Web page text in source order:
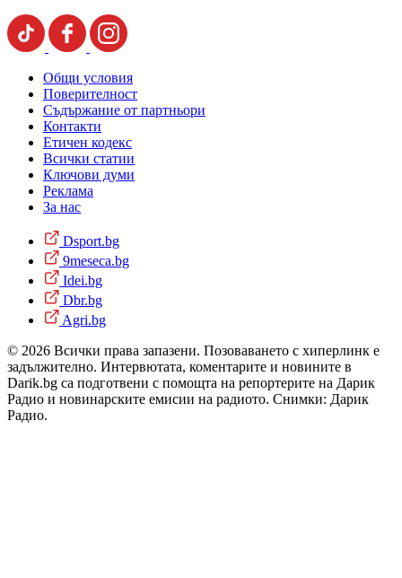
Общи условия
Поверителност
Съдържание от партньори
Контакти
Етичен кодекс
Всички статии
Ключови думи
Реклама
За нас
Dsport.bg
9meseca.bg
Idei.bg
Dbr.bg
Agri.bg
© 2026 Всички права запазени. Позоваването с хиперлинк е
задължително. Интервютата, коментарите и новините в
Darik.bg са подготвени с помощта на репортерите на Дарик
Радио и новинарските емисии на радиото. Снимки: Дарик
Радио.